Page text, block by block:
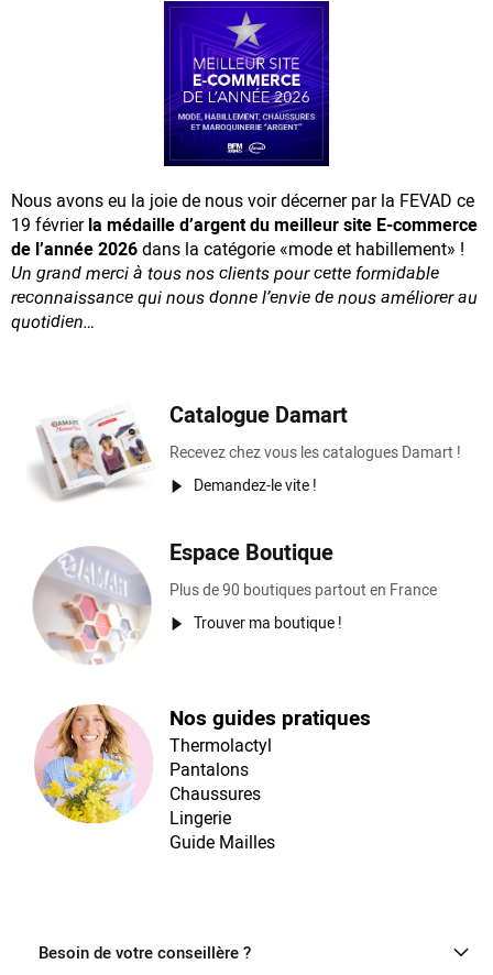
Nous avons eu la joie de nous voir décerner par la FEVAD ce
19 févrierla médaille d’argent du meilleur site E-commerce
de l’année 2026dans la catégorie «mode et habillement» !
Un grand merci à tous nos clients pour cette formidable
reconnaissancequi nous donne l’envie de nous améliorer au
quotidien…
Catalogue Damart
Recevez chez vous les catalogues Damart !
Demandez-le vite !
Espace Boutique
Plus de 90 boutiques partout en France
Trouver ma boutique !
Nos guides pratiques
Thermolactyl
Pantalons
Chaussures
Lingerie
Guide Mailles
Besoin de votre conseillère ?